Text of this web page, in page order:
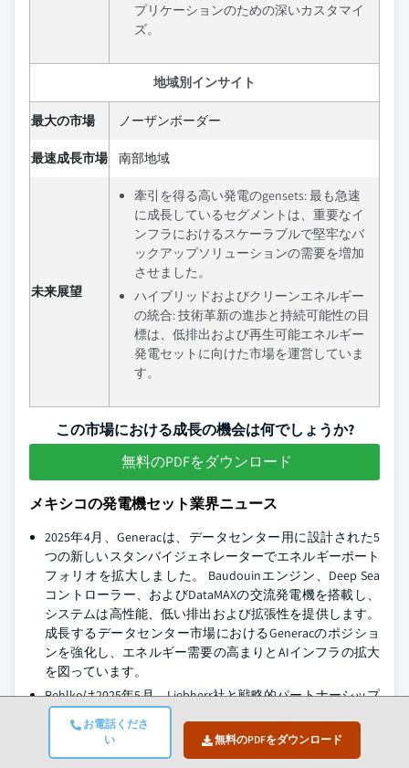
お電話くださ
い
無料のPDFをダウンロード
プリケーションのための深いカスタマイ
ズ。
地域別インサイト
最大の市場 ノーザンボーダー
最速成長市場 南部地域
未来展望
牽引を得る高い発電のgensets: 最も急速
に成長しているセグメントは、重要なイ
ンフラにおけるスケーラブルで堅牢なバ
ックアップソリューションの需要を増加
させました。
ハイブリッドおよびクリーンエネルギー
の統合: 技術革新の進歩と持続可能性の目
標は、低排出および再生可能エネルギー
発電セットに向けた市場を運営していま
す。
この市場における成長の機会は何でしょうか?
無料のPDFをダウンロード
メキシコの発電機セット業界ニュース
2025年4月、Generacは、データセンター用に設計された5
つの新しいスタンバイジェネレーターでエネルギーポート
フォリオを拡大しました。 Baudouinエンジン、Deep Sea
コントローラー、およびDataMAXの交流発電機を搭載し、
システムは高性能、低い排出および拡張性を提供します。
成長するデータセンター市場におけるGeneracのポジショ
ンを強化し、エネルギー需要の高まりとAIインフラの拡大
を図っています。
Rehlkoは2025年5月、Liebherr社と戦略的パートナーシップ
を締結し、次世代KDシリーズの発電機を発展させました。
コラボレーションは、データセンターのようなミッション
クリティカルなアプリケーションのためのコンパクトで高